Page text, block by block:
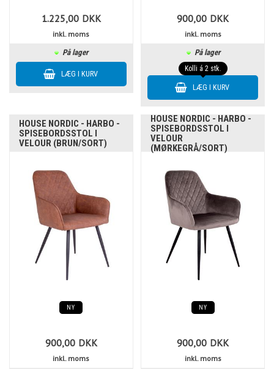
1.225,00 DKK
inkl. moms
På lager
900,00 DKK
inkl. moms
På lager
Kolli á 2 stk.
HOUSE NORDIC - HARBO -
SPISEBORDSSTOL I
VELOUR (BRUN/SORT)
NY
900,00 DKK
inkl. moms
HOUSE NORDIC - HARBO -
SPISEBORDSSTOL I
VELOUR
(MØRKEGRÅ/SORT)
NY
900,00 DKK
inkl. moms